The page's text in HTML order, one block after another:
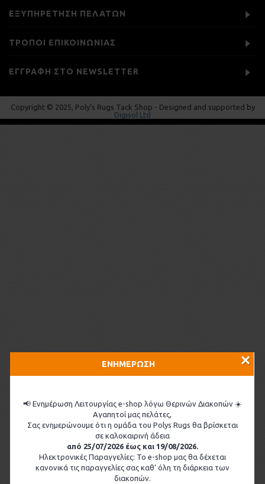
ΕΝΗΜΕΡΩΣΗ
📢 Ενημέρωση Λειτουργίας e-shop λόγω Θερινών Διακοπών ☀️
Αγαπητοί μας πελάτες,
Σας ενημερώνουμε ότι η ομάδα του Polys Rugs θα βρίσκεται
σε καλοκαιρινή άδεια
από 25/07/2026 έως και 19/08/2026.
Ηλεκτρονικές Παραγγελίες: Το e-shop μας θα δέχεται
κανονικά τις παραγγελίες σας καθ' όλη τη διάρκεια των
διακοπών.
×
ΕΞΥΠΗΡΕΤΗΣΗ ΠΕΛΑΤΩΝ
ΤΡΟΠΟΙ ΕΠΙΚΟΙΝΩΝΙΑΣ
ΕΓΓΡΑΦΉ ΣΤΟ NEWSLETTER
Copyright © 2025, Poly's Rugs Tack Shop - Designed and supported by
Digisol Ltd